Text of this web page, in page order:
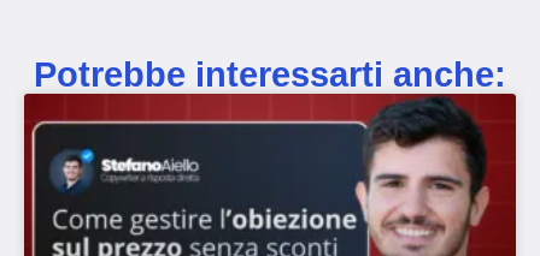
Potrebbe interessarti anche: